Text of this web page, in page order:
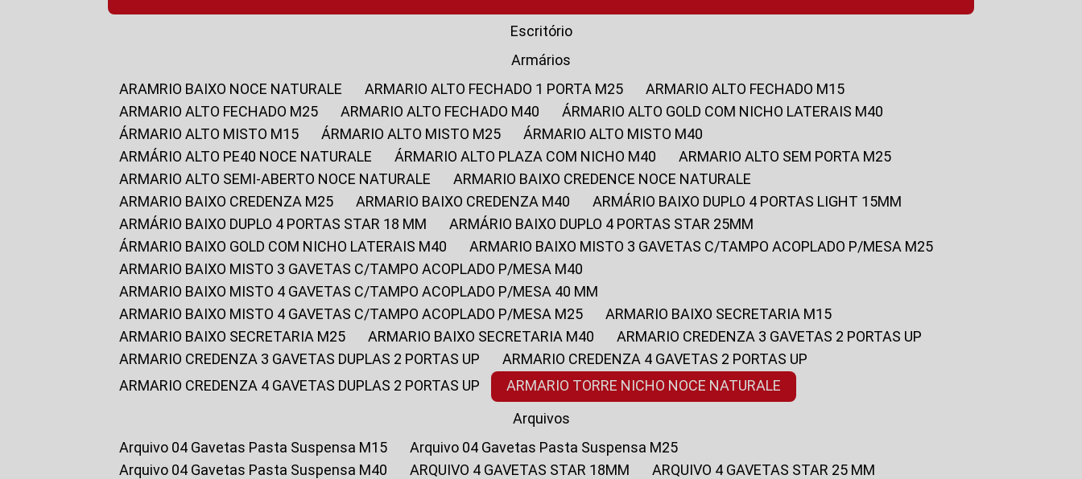
Escritório
Armários
ARAMRIO BAIXO NOCE NATURALE
ARMARIO ALTO FECHADO 1 PORTA M25
ARMARIO ALTO FECHADO M15
ARMARIO ALTO FECHADO M25
ARMARIO ALTO FECHADO M40
ÁRMARIO ALTO GOLD COM NICHO LATERAIS M40
ÁRMARIO ALTO MISTO M15
ÁRMARIO ALTO MISTO M25
ÁRMARIO ALTO MISTO M40
ARMÁRIO ALTO PE40 NOCE NATURALE
ÁRMARIO ALTO PLAZA COM NICHO M40
ARMARIO ALTO SEM PORTA M25
ARMARIO ALTO SEMI-ABERTO NOCE NATURALE
ARMARIO BAIXO CREDENCE NOCE NATURALE
ARMARIO BAIXO CREDENZA M25
ARMARIO BAIXO CREDENZA M40
ARMÁRIO BAIXO DUPLO 4 PORTAS LIGHT 15MM
ARMÁRIO BAIXO DUPLO 4 PORTAS STAR 18 MM
ARMÁRIO BAIXO DUPLO 4 PORTAS STAR 25MM
ÁRMARIO BAIXO GOLD COM NICHO LATERAIS M40
ARMARIO BAIXO MISTO 3 GAVETAS C/TAMPO ACOPLADO P/MESA M25
ARMARIO BAIXO MISTO 3 GAVETAS C/TAMPO ACOPLADO P/MESA M40
ARMARIO BAIXO MISTO 4 GAVETAS C/TAMPO ACOPLADO P/MESA 40 MM
ARMARIO BAIXO MISTO 4 GAVETAS C/TAMPO ACOPLADO P/MESA M25
ARMARIO BAIXO SECRETARIA M15
ARMARIO BAIXO SECRETARIA M25
ARMARIO BAIXO SECRETARIA M40
ARMARIO CREDENZA 3 GAVETAS 2 PORTAS UP
ARMARIO CREDENZA 3 GAVETAS DUPLAS 2 PORTAS UP
ARMARIO CREDENZA 4 GAVETAS 2 PORTAS UP
ARMARIO CREDENZA 4 GAVETAS DUPLAS 2 PORTAS UP
ARMARIO TORRE NICHO NOCE NATURALE
Arquivos
Arquivo 04 Gavetas Pasta Suspensa M15
Arquivo 04 Gavetas Pasta Suspensa M25
Arquivo 04 Gavetas Pasta Suspensa M40
ARQUIVO 4 GAVETAS STAR 18MM
ARQUIVO 4 GAVETAS STAR 25 MM